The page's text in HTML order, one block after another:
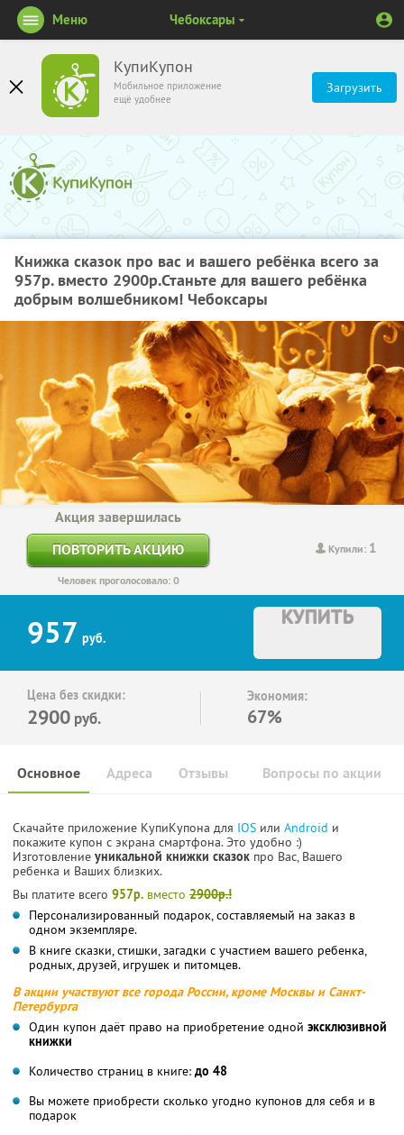
КупиКупон
Мобильное приложение
ещё удобнее
Загрузить
Меню Чебоксары
Книжка сказок про вас и вашего ребёнка всего за
957р. вместо 2900р.Станьте для вашего ребёнка
добрым волшебником! Чебоксары
Купили: 1
Акция завершилась
ПОВТОРИТЬ АКЦИЮ
Человек проголосовало: 0
957 руб.
КУПИТЬ
Цена без скидки:
2900 руб.
Экономия:
67%
Основное Отзывы Вопросы по акции
Адреса
Скачайте приложение КупиКупона для IOS или Android и
покажите купон с экрана смартфона. Это удобно :)
Изготовление уникальной книжки сказок про Вас, Вашего
ребенка и Ваших близких.
Вы платите всего 957р. вместо 2900р.!
Персонализированный подарок, составляемый на заказ в
одном экземпляре.
В книге сказки, стишки, загадки с участием вашего ребенка,
родных, друзей, игрушек и питомцев.
В акции участвуют все города России, кроме Москвы и Санкт-
Петербурга
Один купон даёт право на приобретение одной эксклюзивной
книжки
Количество страниц в книге: до 48
Вы можете приобрести сколько угодно купонов для себя и в
подарок